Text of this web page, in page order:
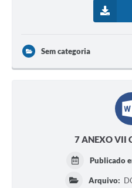
Sem categoria
7 ANEXO VII
Publicado
Arquivo: